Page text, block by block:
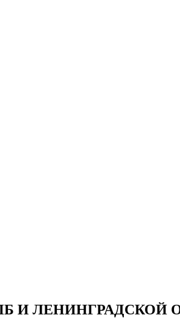
И ЛЕНИНГРАДСКОЙ